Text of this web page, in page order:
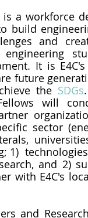
is a workforce
build
and
It is
future
the SDGs
will
sector
1)
and 2)
with E4C's